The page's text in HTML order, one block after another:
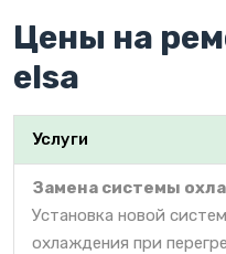
Цены на
elsa
Услуги
Замена системы
Установка новой
охлаждения при